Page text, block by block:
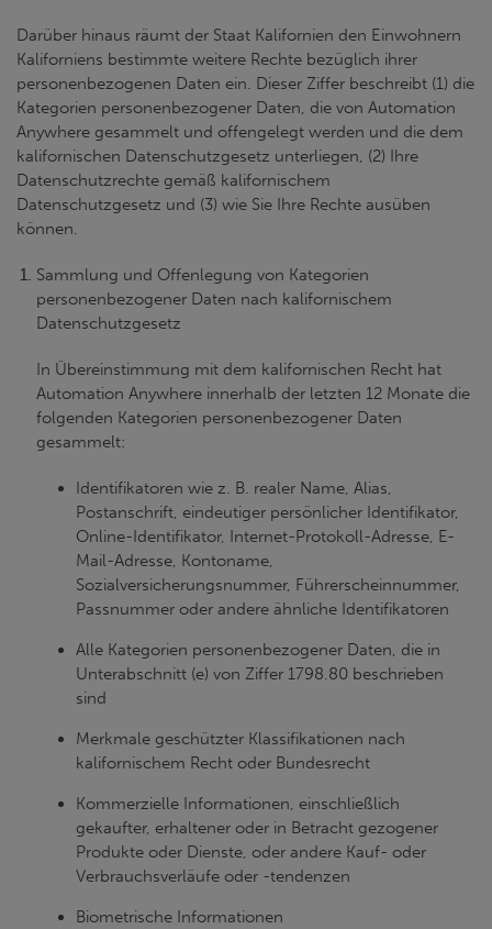
Darüber hinaus räumt der Staat Kalifornien den Einwohnern
Kaliforniens bestimmte weitere Rechte bezüglich ihrer
personenbezogenen Daten ein. Dieser Ziffer beschreibt (1) die
Kategorien personenbezogener Daten, die von Automation
Anywhere gesammelt und offengelegt werden und die dem
kalifornischen Datenschutzgesetz unterliegen, (2) Ihre
Datenschutzrechte gemäß kalifornischem
Datenschutzgesetz und (3) wie Sie Ihre Rechte ausüben
können.
Sammlung und Offenlegung von Kategorien
personenbezogener Daten nach kalifornischem
Datenschutzgesetz
In Übereinstimmung mit dem kalifornischen Recht hat
Automation Anywhere innerhalb der letzten 12 Monate die
folgenden Kategorien personenbezogener Daten
gesammelt:
Identifikatoren wie z. B. realer Name, Alias,
Postanschrift, eindeutiger persönlicher Identifikator,
Online-Identifikator, Internet-Protokoll-Adresse, E-
Mail-Adresse, Kontoname,
Sozialversicherungsnummer, Führerscheinnummer,
Passnummer oder andere ähnliche Identifikatoren
Alle Kategorien personenbezogener Daten, die in
Unterabschnitt (e) von Ziffer 1798.80 beschrieben
sind
Merkmale geschützter Klassifikationen nach
kalifornischem Recht oder Bundesrecht
Kommerzielle Informationen, einschließlich
gekaufter, erhaltener oder in Betracht gezogener
Produkte oder Dienste, oder andere Kauf- oder
Verbrauchsverläufe oder -tendenzen
Biometrische Informationen